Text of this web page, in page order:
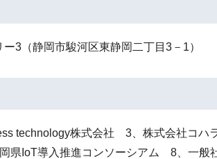
3（静岡市駿河区東静岡二丁目3－1）
technology株式会社 3、株式会社コ
IoT導入推進コンソーシアム 8、一般